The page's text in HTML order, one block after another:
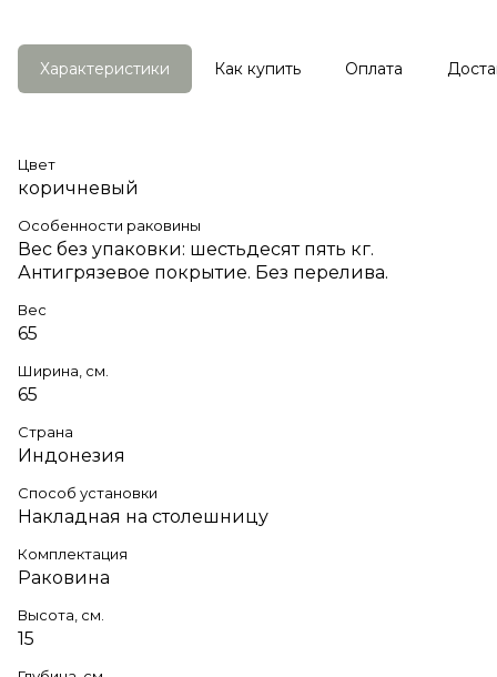
Характеристики Как купить Оплата
Цвет
коричневый
Особенности раковины
Вес без упаковки: шестьдесят пять кг.
Антигрязевое покрытие. Без перелива.
Вес
65
Ширина, см.
65
Страна
Индонезия
Способ установки
Накладная на столешницу
Комплектация
Раковина
Высота, см.
15